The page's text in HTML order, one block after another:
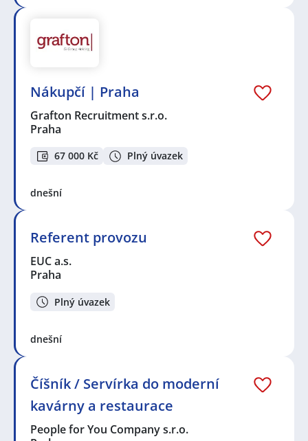
Nákupčí | Praha
Grafton Recruitment s.r.o.
Praha
67 000 Kč Plný úvazek
dnešní
Referent provozu
EUC a.s.
Praha
Plný úvazek
dnešní
Číšník / Servírka do moderní
kavárny a restaurace
People for You Company s.r.o.